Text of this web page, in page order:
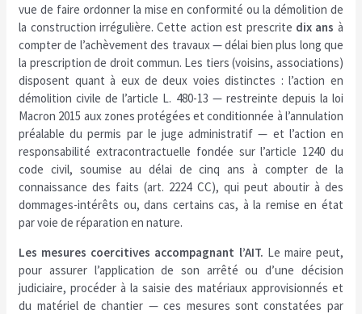
vue de faire ordonner la mise en conformité ou la démolition de
la construction irrégulière. Cette action est prescrite dix ans à
compter de l’achèvement des travaux — délai bien plus long que
la prescription de droit commun. Les tiers (voisins, associations)
disposent quant à eux de deux voies distinctes : l’action en
démolition civile de l’article L. 480-13 — restreinte depuis la loi
Macron 2015 aux zones protégées et conditionnée à l’annulation
préalable du permis par le juge administratif — et l’action en
responsabilité extracontractuelle fondée sur l’article 1240 du
code civil, soumise au délai de cinq ans à compter de la
connaissance des faits (art. 2224 CC), qui peut aboutir à des
dommages-intérêts ou, dans certains cas, à la remise en état
par voie de réparation en nature.
Les mesures coercitives accompagnant l’AIT. Le maire peut,
pour assurer l’application de son arrêté ou d’une décision
judiciaire, procéder à la saisie des matériaux approvisionnés et
du matériel de chantier — ces mesures sont constatées par